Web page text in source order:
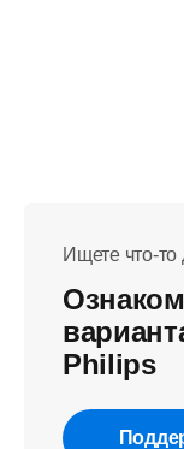
Ищете что-то
Philips